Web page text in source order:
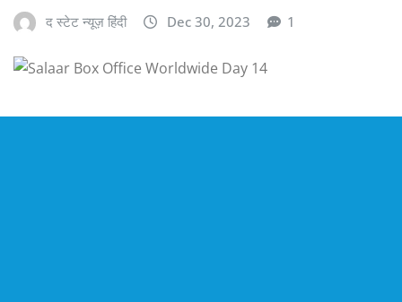
द स्टेट न्यूज़ हिंदी Dec 30, 2023 1